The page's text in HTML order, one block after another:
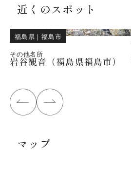
近くのスポット
福島県 ｜福島市
その他名所
岩谷観音（福島県福島市）
マップ